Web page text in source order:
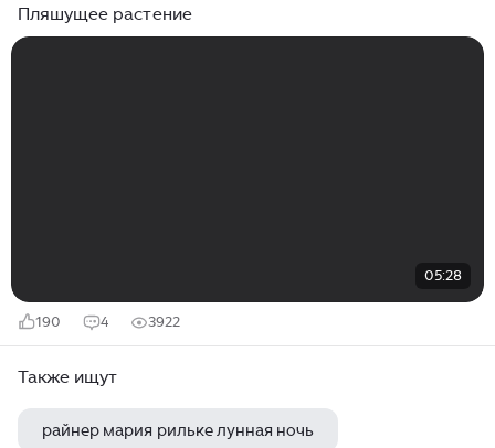
Пляшущее растение
05:28
190 4 3922
Также ищут
райнер мария рильке лунная ночь